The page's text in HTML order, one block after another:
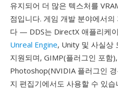
유지되어 더 많은 텍스처를
점입니다. 게임 개발 분야에서
다 — DDS는 DirectX 애플리케
Unreal Engine, Unity 및 사실상
지원되며, GIMP(플러그인 포함
Photoshop(NVIDIA 플러그인
지 편집기에서도 사용할 수 있습